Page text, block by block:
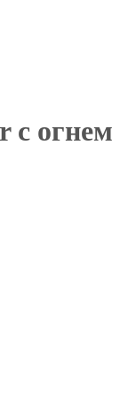
с огнем